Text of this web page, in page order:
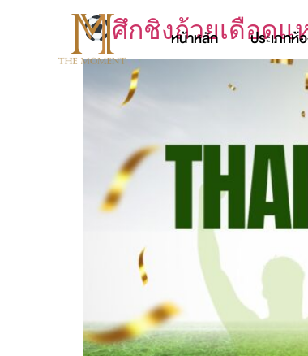
หน้าหลัก ประเภทห้
ศึกชิงถ้วยเดือดแ